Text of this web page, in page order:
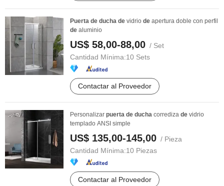
Puerta de ducha de vidrio de apertura doble con perfil
de aluminio
US$ 58,00-88,00 / Set
Cantidad Mínima:10 Sets
Contactar al Proveedor
Personalizar puerta de ducha corrediza de vidrio
templado ANSI simple
US$ 135,00-145,00 / Pieza
Cantidad Mínima:10 Piezas
Contactar al Proveedor